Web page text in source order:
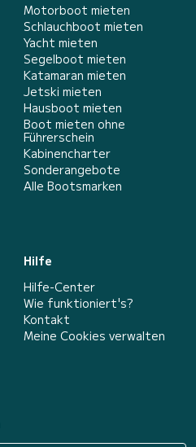
Motorboot mieten
Schlauchboot mieten
Yacht mieten
Segelboot mieten
Katamaran mieten
Jetski mieten
Hausboot mieten
Boot mieten ohne
Führerschein
Kabinencharter
Sonderangebote
Alle Bootsmarken
Hilfe
Hilfe-Center
Wie funktioniert's?
Kontakt
Meine Cookies verwalten